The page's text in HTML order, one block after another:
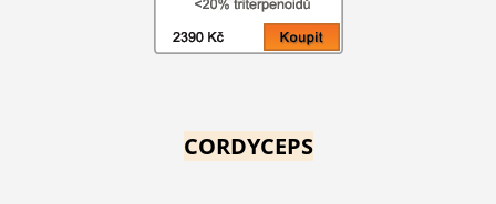
CORDYCEPS